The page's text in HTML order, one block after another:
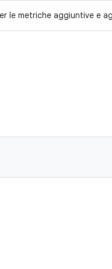
le metriche aggiuntive e